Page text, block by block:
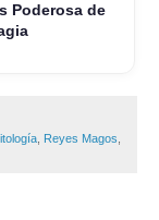
Poderosa de
Reyes Magos